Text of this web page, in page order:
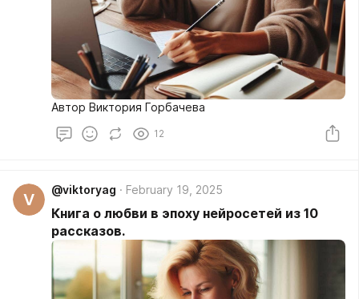
Автор Виктория Горбачева
12
V
@viktoryag February 19, 2025
Книга о любви в эпоху нейросетей из 10
рассказов.